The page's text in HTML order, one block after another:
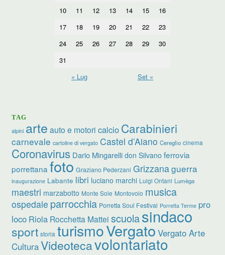
10
11 12 13 14 15
16
17
18 19 20 21 22
23
24
25 26 27 28 29
30
31
« Lug
Set »
TAG
alpini arte auto e motori calcio Carabinieri
carnevale cartoline di vergato Castel d’Aiano Cereglio cinema
Coronavirus Dario Mingarelli don Silvano ferrovia
porrettana foto Graziano Pederzani Grizzanaguerra
inaugurazione Labante libri luciano marchi Luigi Ontani Lumèga
maestri marzabotto Monte Sole Montovolo musica
ospedale parrocchia Porretta Soul Festival Porretta Terme pro
loco Riola Rocchetta Mattei scuolasindaco
sport storia turismoVergato Vergato Arte
CulturaVideotecavolontariato